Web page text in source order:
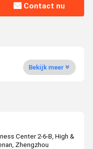
Contact nu
Bekijk meer
Center 2-6-B, High &
Zhengzhou